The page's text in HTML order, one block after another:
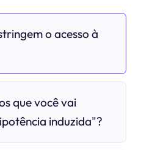
o acesso à
que você vai
induzida"?